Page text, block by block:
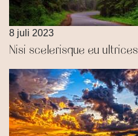
8 juli 2023
Nisi scelerisque eu ultrices